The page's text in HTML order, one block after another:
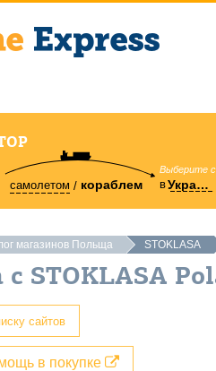
самолетом кораблем
Выберите
вУкраину
магазинов Польща STOKLASA
с STOKLASA
сайтов
в покупке